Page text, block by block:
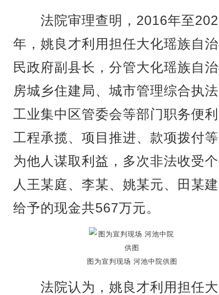
法院审理查明，2016年至
年，姚良才利用担任大化瑶族自
民政府副县长，分管大化瑶族自
房城乡住建局、城市管理综合执
工业集中区管委会等部门职务便
工程承揽、项目推进、款项拨付
为他人谋取利益，多次非法收受
人王某庭、李某、姚某元、田某
给予的现金共567万元。
图为宣判现场 河池中院供图
法院认为，姚良才利用担任